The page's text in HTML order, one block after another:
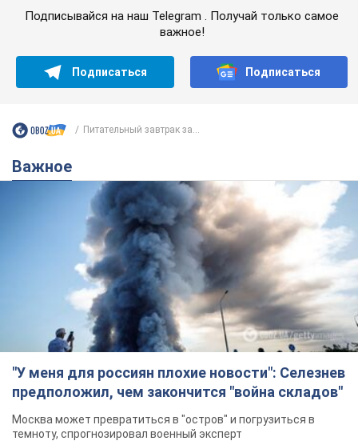
Подписывайся на наш Telegram . Получай только самое
важное!
Подписаться Подписаться
Питательный завтрак за...
Важное
"У меня для россиян плохие новости": Селезнев
предположил, чем закончится "война складов"
Москва может превратиться в "остров" и погрузиться в
темноту, спрогнозировал военный эксперт